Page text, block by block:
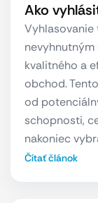
Ako
nevyhnutným
kvalitného a
obchod.
od
schopnosti,
nakoniec
Čítať článok